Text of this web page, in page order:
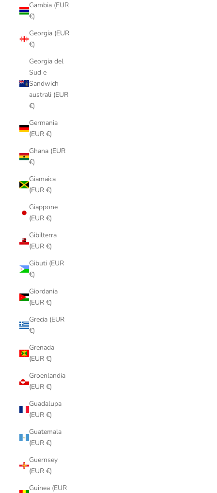
Gambia (EUR
€)
Georgia (EUR
€)
Georgia del
Sud e
Sandwich
australi (EUR
€)
Germania
(EUR €)
Ghana (EUR
€)
Giamaica
(EUR €)
Giappone
(EUR €)
Gibilterra
(EUR €)
Gibuti (EUR
€)
Giordania
(EUR €)
Grecia (EUR
€)
Grenada
(EUR €)
Groenlandia
(EUR €)
Guadalupa
(EUR €)
Guatemala
(EUR €)
Guernsey
(EUR €)
Guinea (EUR